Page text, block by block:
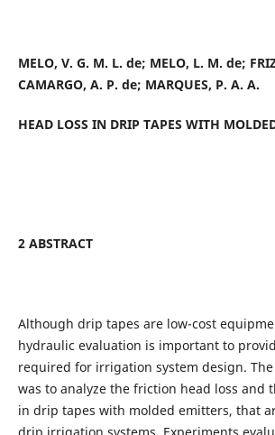
MELO, V. G. M. L. de; MELO, L. M. de;
CAMARGO, A. P. de; MARQUES, P. A. A.
HEAD LOSS IN DRIP TAPES WITH
2 ABSTRACT
Although drip tapes are low-cost
hydraulic evaluation is important to
required for irrigation system design.
was to analyze the friction head loss and
in drip tapes with molded emitters, that
drip irrigation systems. Experiments